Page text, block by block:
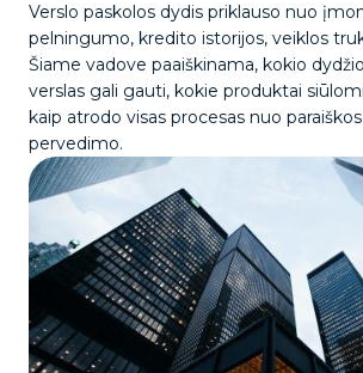
Verslo paskolos dydis priklauso nuo
pelningumo, kredito istorijos, veiklos
Šiame vadove paaiškinama, kokio
verslas gali gauti, kokie produktai
kaip atrodo visas procesas nuo
pervedimo.